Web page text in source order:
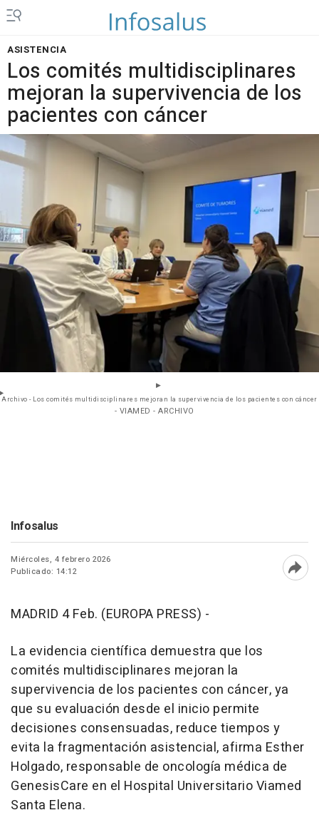
ASISTENCIA
Los comités multidisciplinares
mejoran la supervivencia de los
pacientes con cáncer
Archivo - Los comités multidisciplinares mejoran la supervivencia de los pacientes con cáncer
- VIAMED - ARCHIVO
Infosalus
Miércoles, 4 febrero 2026
Publicado: 14:12
MADRID 4 Feb. (EUROPA PRESS) -
La evidencia científica demuestra que los
comités multidisciplinares mejoran la
supervivencia de los pacientes con cáncer, ya
que su evaluación desde el inicio permite
decisiones consensuadas, reduce tiempos y
evita la fragmentación asistencial, afirma Esther
Holgado, responsable de oncología médica de
GenesisCare en el Hospital Universitario Viamed
Santa Elena.